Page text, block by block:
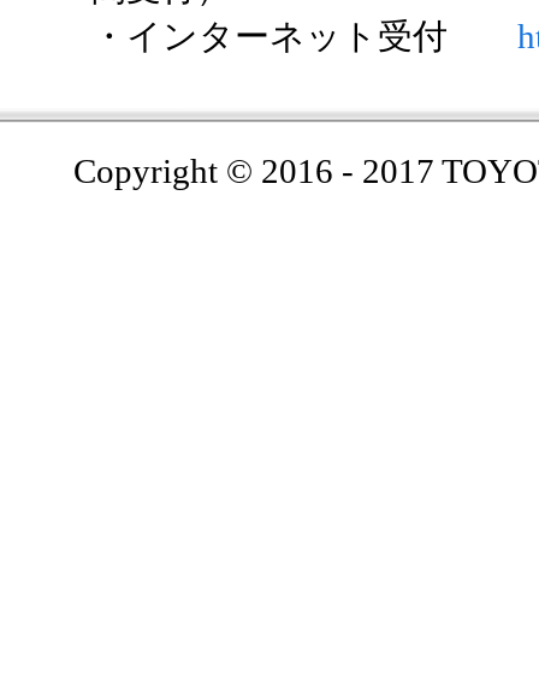
・インターネット受付
Copyright © 2016 - 2017